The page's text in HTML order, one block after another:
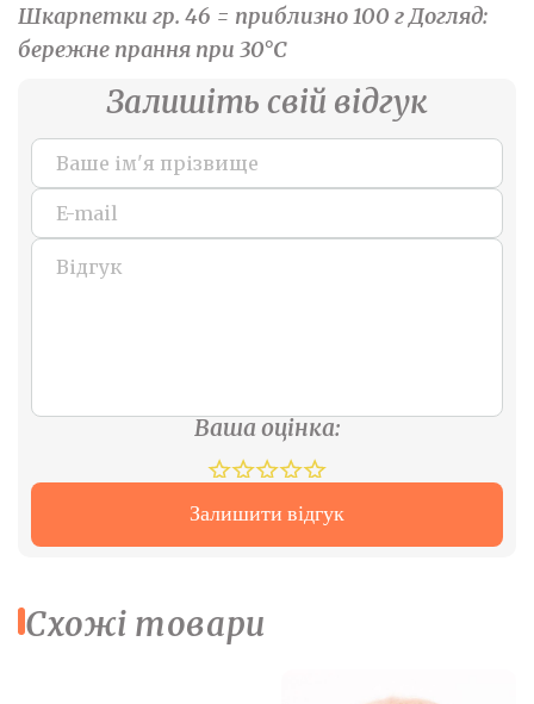
Шкарпетки гр. 46 = приблизно 100 г Догляд:
бережне прання при 30°C
Залишіть свій відгук
Ваша оцінка:
Залишити відгук
Схожі товари